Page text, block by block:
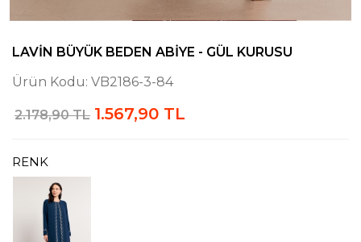
LAVIN BÜYÜK BEDEN ABIYE - GÜL KURUSU
Ürün Kodu: VB2186-3-84
2.178,90 TL 1.567,90 TL
RENK